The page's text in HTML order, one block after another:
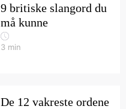
9 britiske slangord du
må kunne
3 min
De 12 vakreste ordene